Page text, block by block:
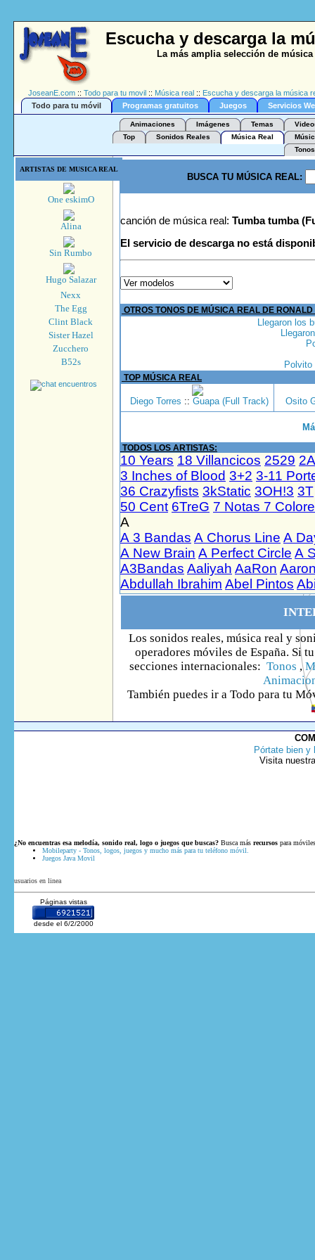
Escucha y descarga la
La más amplia selección de
JoseanE.com :: Todo para tu movil :: Música real :: Escucha y descarga la música
Todo para tu móvil
Programas gratuitos Juegos Servicios
Animaciones Imágenes Temas
Top
Sonidos Reales Música Real
Tonos
ARTISTAS DE MUSICA REAL
One eskimO
Alina
Sin Rumbo
Hugo Salazar
Nexx
The Egg
Clint Black
Sister Hazel
Zucchero
B52s
BUSCA TU MÚSICA REAL:
canción de música real: Tumba tumba
El servicio de descarga no está
OTROS TONOS DE MÚSICA REAL DE
Llegaron los
Polvito
TOP MÚSICA REAL
Diego Torres :: Guapa (Full Track) Osito
TODOS LOS ARTISTAS:
Los sonidos reales, música real y
operadores móviles de España. Si
secciones internacionales: Tonos ,
También puedes ir a Todo para tu
Pórtate bien y
Visita
¿No encuentras esa melodía, sonido real, logo o juegos que buscas? Busca más recursos para
Mobileparty - Tonos, logos, juegos y mucho más para tu teléfono móvil.
Juegos Java Movil
usuarios en linea
Páginas vistas
desde el 6/2/2000